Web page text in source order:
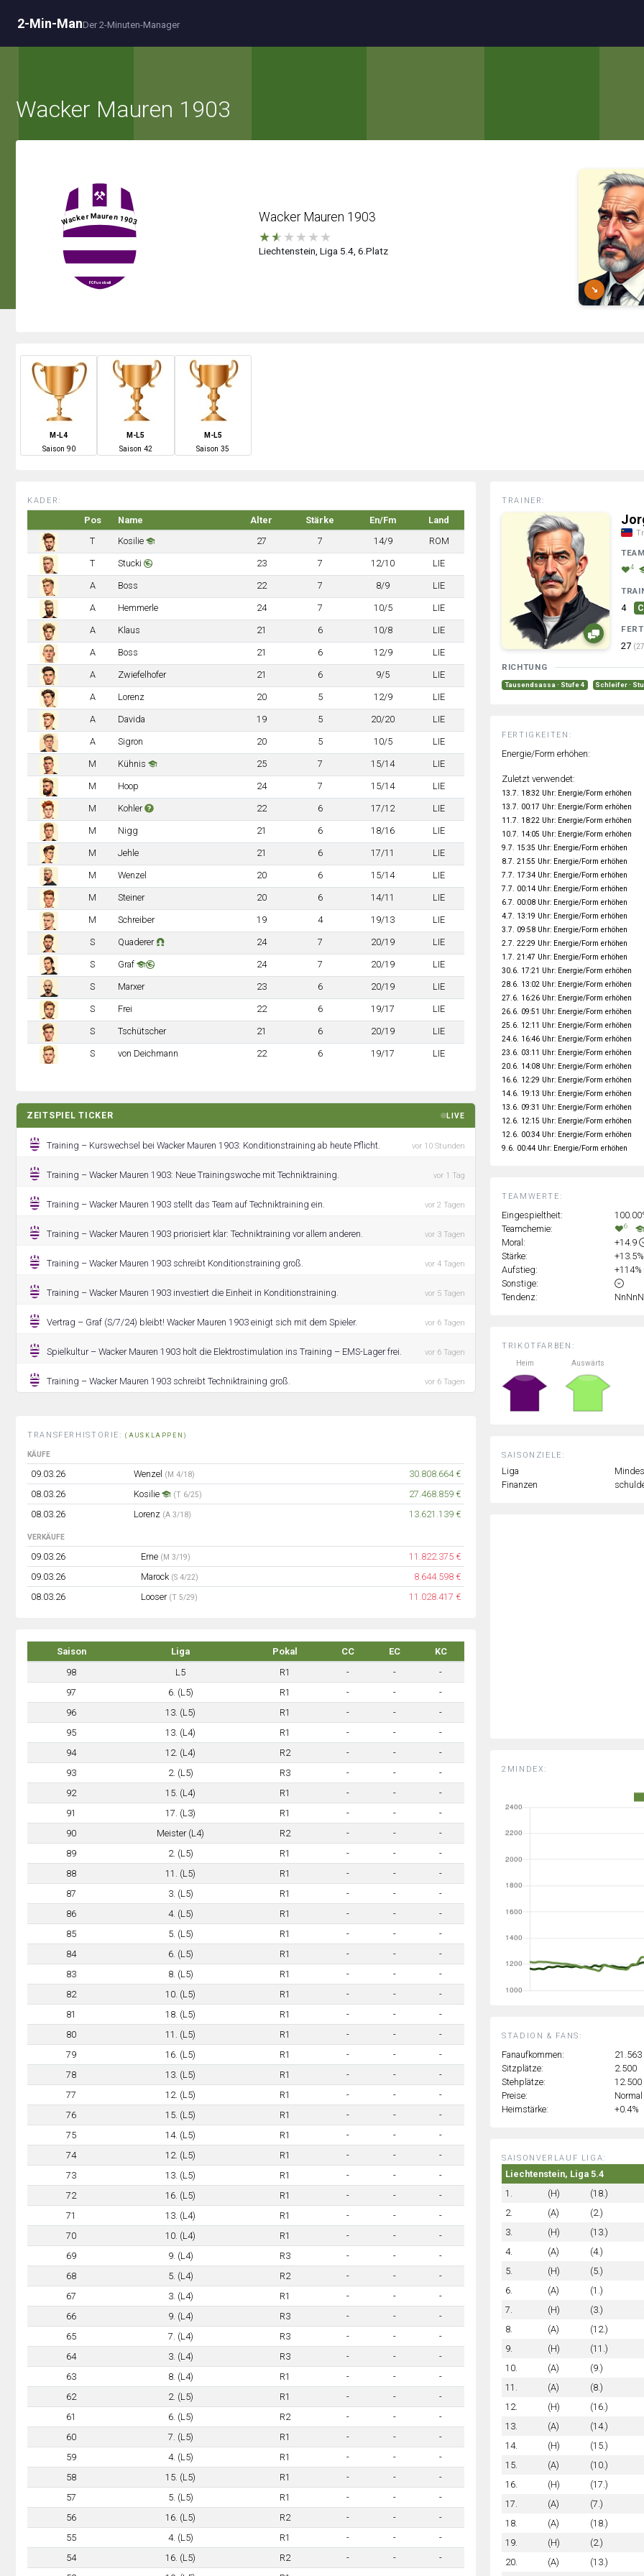
2-Min-ManDer 2-Minuten-Manager
Wacker Mauren 1903
Wacker Mauren 1903
★★ ★ ★ ★ ★
Liechtenstein, Liga 5.4, 6.Platz
↘
M-L4
Saison 90
M-L5
Saison 42
M-L5
Saison35
KADER:
Pos Name Alter Stärke En/Fm
Land
T
Kosilie 27 7 14/9 ROM
T Stucki 23 7 12/10 LIE
A Boss 22 7 8/9 LIE
A Hemmerle 24 7 10/5 LIE
A Klaus 21 6 10/8 LIE
A Boss 21 6 12/9 LIE
A Zwiefelhofer 21 6 9/5 LIE
A Lorenz 20 5 12/9 LIE
A Davida 19 5 20/20 LIE
A Sigron 20 5 10/5 LIE
M Kühnis 25 7 15/14 LIE
M Hoop 24 7 15/14 LIE
M Kohler 22 6 17/12 LIE
M Nigg 21 6 18/16 LIE
M Jehle 21 6 17/11 LIE
M Wenzel 20 6 15/14 LIE
M Steiner 20 6 14/11 LIE
M Schreiber 19 4 19/13 LIE
S Quaderer 24 7 20/19 LIE
S Graf 24 7 20/19 LIE
S Marxer 23 6 20/19 LIE
S Frei 22 6 19/17 LIE
S Tschütscher 21 6 20/19 LIE
S von Deichmann 22 6 19/17 LIE
ZEITSPIEL TICKER LIVE
Training – Kurswechsel bei Wacker Mauren 1903: Konditionstraining ab heute Pflicht. vor 10 Stunden
Training – Wacker Mauren 1903: Neue Trainingswoche mit Techniktraining. vor 1 Tag
Training – Wacker Mauren 1903 stellt das Team auf Techniktraining ein. vor 2 Tagen
Training – Wacker Mauren 1903 priorisiert klar: Techniktraining vor allem anderen. vor 3 Tagen
Training – Wacker Mauren 1903 schreibt Konditionstraining groß. vor 4 Tagen
Training – Wacker Mauren 1903 investiert die Einheit in Konditionstraining. vor 5 Tagen
Vertrag – Graf (S/7/24) bleibt! Wacker Mauren 1903 einigt sich mit dem Spieler. vor 6 Tagen
Spielkultur – Wacker Mauren 1903 holt die Elektrostimulation ins Training – EMS-Lager frei. vor 6 Tagen
Training – Wacker Mauren 1903 schreibt Techniktraining groß. vor 6 Tagen
TRANSFERHISTORIE:(AUSKLAPPEN)
KÄUFE
09.03.26 Wenzel (M 4/18)
30.808.664 €
08.03.26
Kosilie (T 6/25)
27.468.859 €
08.03.26
Lorenz (A 3/18) 13.621.139 €
VERKÄUFE
09.03.26 Erne (M 3/19)
11.822.375 €
09.03.26
Marock (S 4/22)
8.644.598 €
08.03.26
Looser (T 5/29) 11.028.417 €
Saison Liga Pokal CC EC
KC
98
L5 R1 - -
-
97
6. (L5) R1 - -
-
96
13. (L5) R1 - -
-
95
13. (L4) R1 - -
-
94
12. (L4) R2 - -
-
93
2. (L5) R3 - -
-
92
15. (L4) R1 - -
-
91
17. (L3) R1 - -
-
90
Meister (L4) R2 - -
-
89
2. (L5) R1 - -
-
88
11. (L5) R1 - -
-
87
3. (L5) R1 - -
-
86
4. (L5) R1 - -
-
85
5. (L5) R1 - -
-
84
6. (L5) R1 - -
-
83
8. (L5) R1 - -
-
82
10. (L5) R1 - -
-
81
18. (L5) R1 - -
-
80
11. (L5) R1 - -
-
79
16. (L5) R1 - -
-
78
13. (L5) R1 - -
-
77
12. (L5) R1 - -
-
76
15. (L5) R1 - -
-
75
14. (L5) R1 - -
-
74
12. (L5) R1 - -
-
73
13. (L5) R1 - -
-
72
16. (L5) R1 - -
-
71
13. (L4) R1 - -
-
70
10. (L4) R1 - -
-
69
9. (L4) R3 - -
-
68
5. (L4) R2 - -
-
67
3. (L4) R1 - -
-
66
9. (L4) R3 - -
-
65
7. (L4) R3 - -
-
64
3. (L4) R3 - -
-
63
8. (L4) R1 - -
-
62
2. (L5) R1 - -
-
61
6. (L5) R2 - -
-
60
7. (L5) R1 - -
-
59
4. (L5) R1 - -
-
58
15. (L5) R1 - -
-
57
5. (L5) R1 - -
-
56
16. (L5) R2 - -
-
55
4. (L5) R1 - -
-
54
16. (L5) R2 - -
-
TRIKOTFARBEN:
Heim
Auswärts
SAISONZIELE:
Liga
Finanzen
2MINDEX:
TEAMWERTE:
Eingespieltheit:
Teamchemie:
6
Moral:
+14.9
Stärke:
+13.5%
Aufstieg:
+114%
Sonstige:
Tendenz:
TRAINER:
4
4
27
RICHTUNG
Tausendsassa · Stufe 4 Schleifer ·
FERTIGKEITEN:
Energie/Form erhöhen:
Zuletzt verwendet:
13.7. 18:32 Uhr: Energie/Form erhöhen
13.7. 00:17 Uhr: Energie/Form erhöhen
11.7. 18:22 Uhr: Energie/Form erhöhen
10.7. 14:05 Uhr: Energie/Form erhöhen
9.7. 15:35 Uhr: Energie/Form erhöhen
8.7. 21:55 Uhr: Energie/Form erhöhen
7.7. 17:34 Uhr: Energie/Form erhöhen
7.7. 00:14 Uhr: Energie/Form erhöhen
6.7. 00:08 Uhr: Energie/Form erhöhen
4.7. 13:19 Uhr: Energie/Form erhöhen
3.7. 09:58 Uhr: Energie/Form erhöhen
2.7. 22:29 Uhr: Energie/Form erhöhen
1.7. 21:47 Uhr: Energie/Form erhöhen
30.6. 17:21 Uhr: Energie/Form erhöhen
28.6. 13:02 Uhr: Energie/Form erhöhen
27.6. 16:26 Uhr: Energie/Form erhöhen
26.6. 09:51 Uhr: Energie/Form erhöhen
25.6. 12:11 Uhr: Energie/Form erhöhen
24.6. 16:46 Uhr: Energie/Form erhöhen
23.6. 03:11 Uhr: Energie/Form erhöhen
20.6. 14:08 Uhr: Energie/Form erhöhen
16.6. 12:29 Uhr: Energie/Form erhöhen
14.6. 19:13 Uhr: Energie/Form erhöhen
13.6. 09:31 Uhr: Energie/Form erhöhen
12.6. 12:15 Uhr: Energie/Form erhöhen
12.6. 00:34 Uhr: Energie/Form erhöhen
9.6. 00:44 Uhr: Energie/Form erhöhen
STADION & FANS:
Fanaufkommen:
21.563
Sitzplätze:
2.500
Stehplätze:
12.500
Preise:
Normal
Heimstärke:
+0.4%
SAISONVERLAUF LIGA:
Liechtenstein, Liga 5.4
1.
(H) (18.)
2.
(A) (2.)
3.
(H) (13.)
4.
(A) (4.)
5.
(H) (5.)
6.
(A) (1.)
7.
(H) (3.)
8.
(A) (12.)
9.
(H) (11.)
10.
(A) (9.)
11.
(A) (8.)
12.
(H) (16.)
13.
(A) (14.)
14.
(H) (15.)
15.
(A) (10.)
16.
(H) (17.)
17.
(A) (7.)
18.
(A) (18.)
19.
(H) (2.)
20.
(A) (13.)